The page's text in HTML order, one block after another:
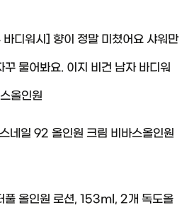
디워시] 향이 정말 미쳤어요 샤워만
물어봐요. 이지 비건 남자 바디워
올인원
네일 92 올인원 크림 비바스올인원
풀 올인원 로션, 153ml, 2개 독도올